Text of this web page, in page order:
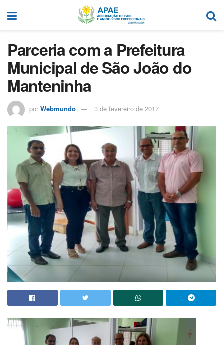
Parceria com a Prefeitura
Municipal de São João do
Manteninha
por Webmundo 3 de fevereiro de 2017